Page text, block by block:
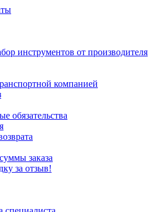
инструментов от производителя
компанией
обязательства
заказа
за отзыв!